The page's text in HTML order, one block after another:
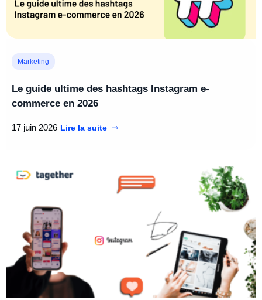
Marketing
Le guide ultime des hashtags Instagram e-
commerce en 2026
17 juin 2026 Lire la suite